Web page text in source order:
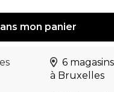
mon panier
6
à Bruxelles